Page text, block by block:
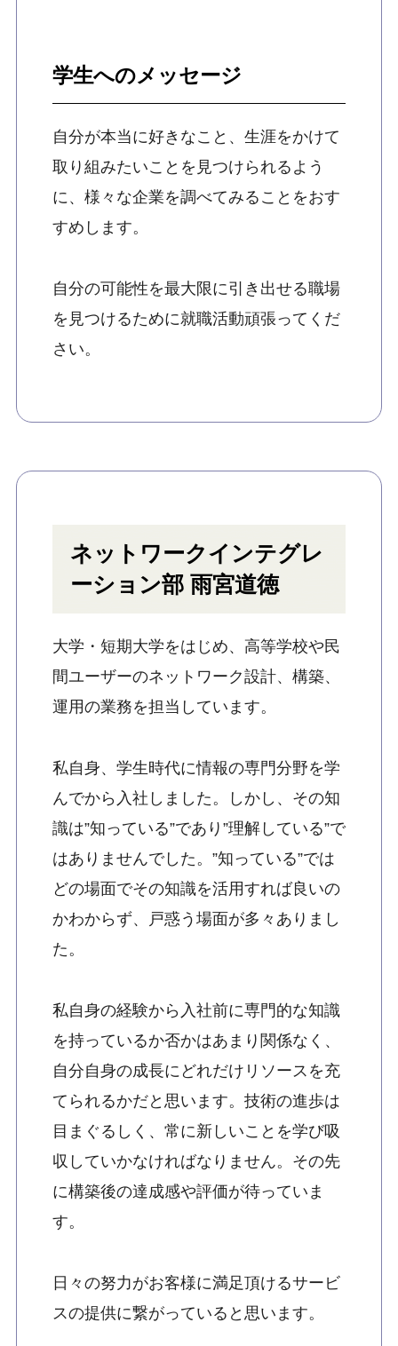
学生へのメッセージ
自分が本当に好きなこと、生涯をかけて
取り組みたいことを見つけられるよう
に、様々な企業を調べてみることをおす
すめします。
自分の可能性を最大限に引き出せる職場
を見つけるために就職活動頑張ってくだ
さい。
ネットワークインテグレ
ーション部 雨宮道徳
大学・短期大学をはじめ、高等学校や民
間ユーザーのネットワーク設計、構築、
運用の業務を担当しています。
私自身、学生時代に情報の専門分野を学
んでから入社しました。しかし、その知
識は”知っている”であり”理解している”で
はありませんでした。”知っている”では
どの場面でその知識を活用すれば良いの
かわからず、戸惑う場面が多々ありまし
た。
私自身の経験から入社前に専門的な知識
を持っているか否かはあまり関係なく、
自分自身の成長にどれだけリソースを充
てられるかだと思います。技術の進歩は
目まぐるしく、常に新しいことを学び吸
収していかなければなりません。その先
に構築後の達成感や評価が待っていま
す。
日々の努力がお客様に満足頂けるサービ
スの提供に繋がっていると思います。